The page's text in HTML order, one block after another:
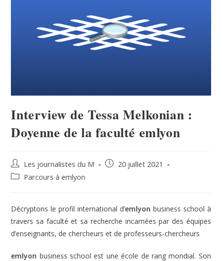
Interview de Tessa Melkonian :
Doyenne de la faculté emlyon
Les journalistes du M
20 juillet 2021
Parcours à emlyon
Décryptons le profil international d’emlyon business school à
travers sa faculté et sa recherche incarnées par des équipes
d’enseignants, de chercheurs et de professeurs-chercheurs
emlyon business school est une école de rang mondial. Son